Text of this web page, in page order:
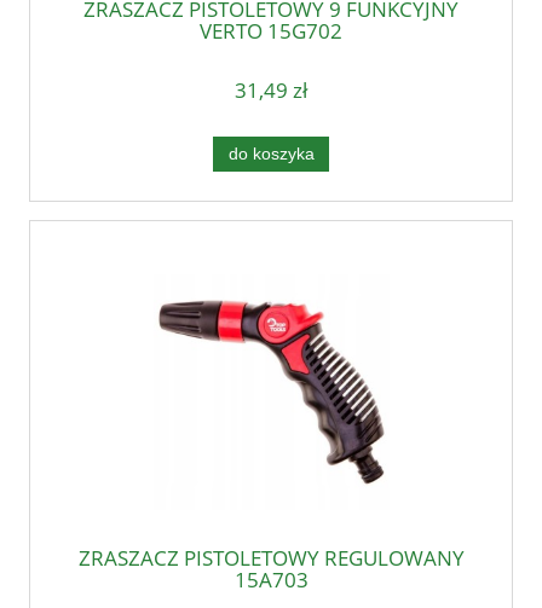
ZRASZACZ PISTOLETOWY 9 FUNKCYJNY
VERTO 15G702
31,49 zł
do koszyka
ZRASZACZ PISTOLETOWY REGULOWANY
15A703